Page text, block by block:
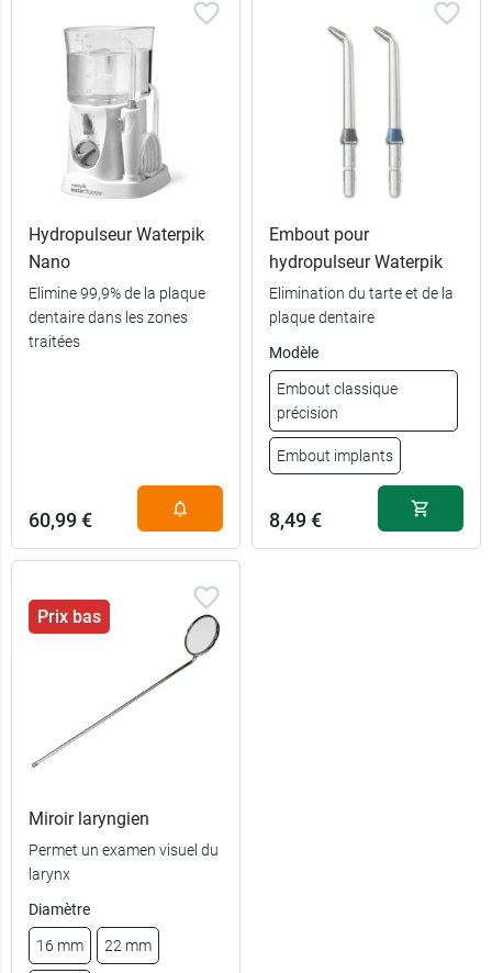
Hydropulseur Waterpik
Nano
Elimine 99,9% de la plaque
dentaire dans les zones
traitées
60,99 €
Embout pour
hydropulseur Waterpik
Elimination du tarte et de la
plaque dentaire
Modèle
Embout classique
précision
Embout implants
8,49 €
Prix bas
Miroir laryngien
Permet un examen visuel du
larynx
Diamètre
16 mm 22 mm